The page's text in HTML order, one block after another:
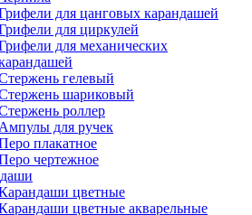
для цанговых карандашей
для циркулей
для механических
гелевый
шариковый
роллер
Ампулы для ручек
плакатное
чертежное
цветные
цветные акварельные